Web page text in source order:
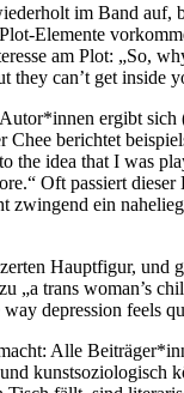
im Band auf,
Elemente
am Plot: „So,
they can’t get
ergibt
berichtet
idea that I was
Oft passiert
ein
Hauptfigur, und
„a trans woman’s
depression feels
Alle
kunstsoziologisch